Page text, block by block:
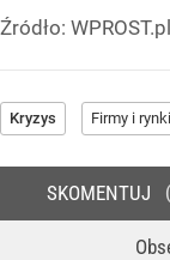
Źródło: WPROST.pl
Kryzys Firmy i rynki
SKOMENTUJ